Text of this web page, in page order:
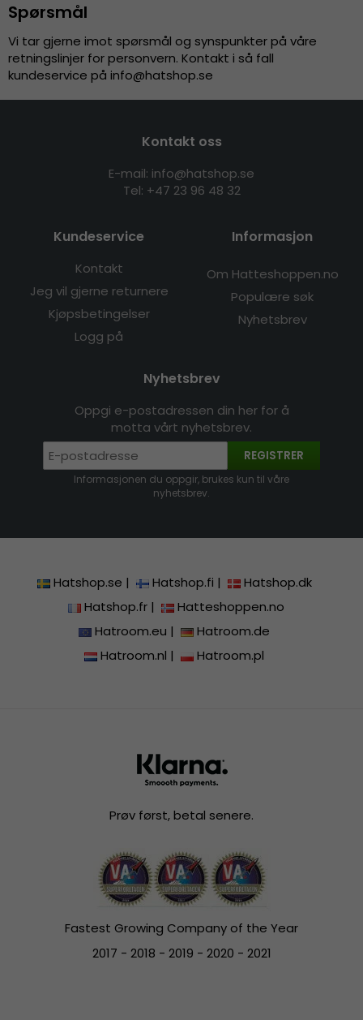
Spørsmål
Vi tar gjerne imot spørsmål og synspunkter på våre
retningslinjer for personvern. Kontakt i så fall
kundeservice på info@hatshop.se
Kontakt oss
E-mail: info@hatshop.se
Tel: +47 23 96 48 32
Kundeservice
Kontakt
Jeg vil gjerne returnere
Kjøpsbetingelser
Logg på
Informasjon
Om Hatteshoppen.no
Populære søk
Nyhetsbrev
Nyhetsbrev
Oppgi e-postadressen din her for å
motta vårt nyhetsbrev.
REGISTRER
Informasjonen du oppgir, brukes kun til våre
nyhetsbrev.
Hatshop.se | Hatshop.fi |
Hatshop.dk
Hatshop.fr|
Hatteshoppen.no
Hatroom.eu |
Hatroom.de
Hatroom.nl | Hatroom.pl
Prøv først, betal senere.
Fastest Growing Company of the Year
2017 - 2018 - 2019 - 2020 - 2021